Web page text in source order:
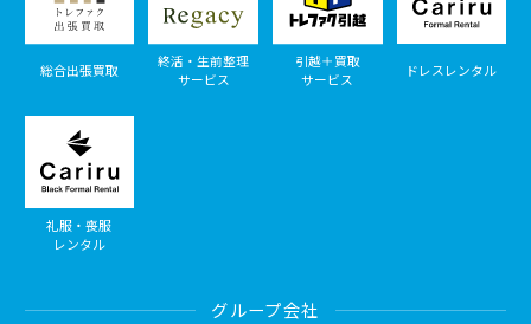
総合出張買取
終活・生前整理
サービス
引越＋買取
サービス
ドレスレンタル
礼服・喪服
レンタル
グループ会社